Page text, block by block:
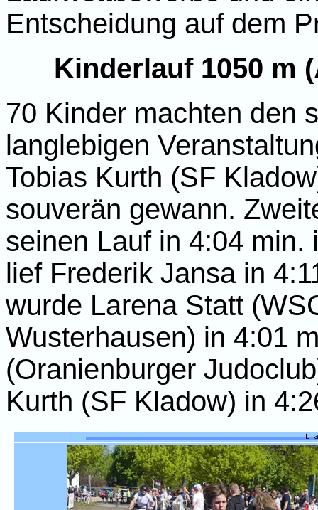
Entscheidung auf dem
Kinderlauf 1050 m
70 Kinder machten den
langlebigen
Tobias Kurth (SF
souverän gewann.
seinen Lauf in 4:04 min.
lief Frederik Jansa in
wurde Larena Statt
Wusterhausen) in 4:01
(Oranienburger
Kurth (SF Kladow) in